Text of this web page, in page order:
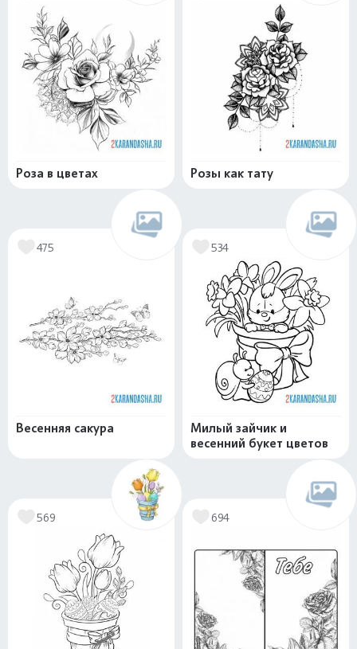
Роза в цветах Розы как тату
475
Весенняя сакура
534
Милый зайчик и
весенний букет цветов
569 694